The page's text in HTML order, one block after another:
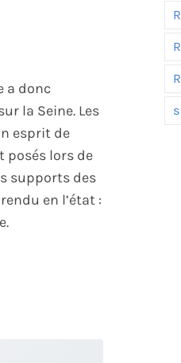
a donc
la Seine. Les
esprit de
posés lors de
supports des
en l’état :